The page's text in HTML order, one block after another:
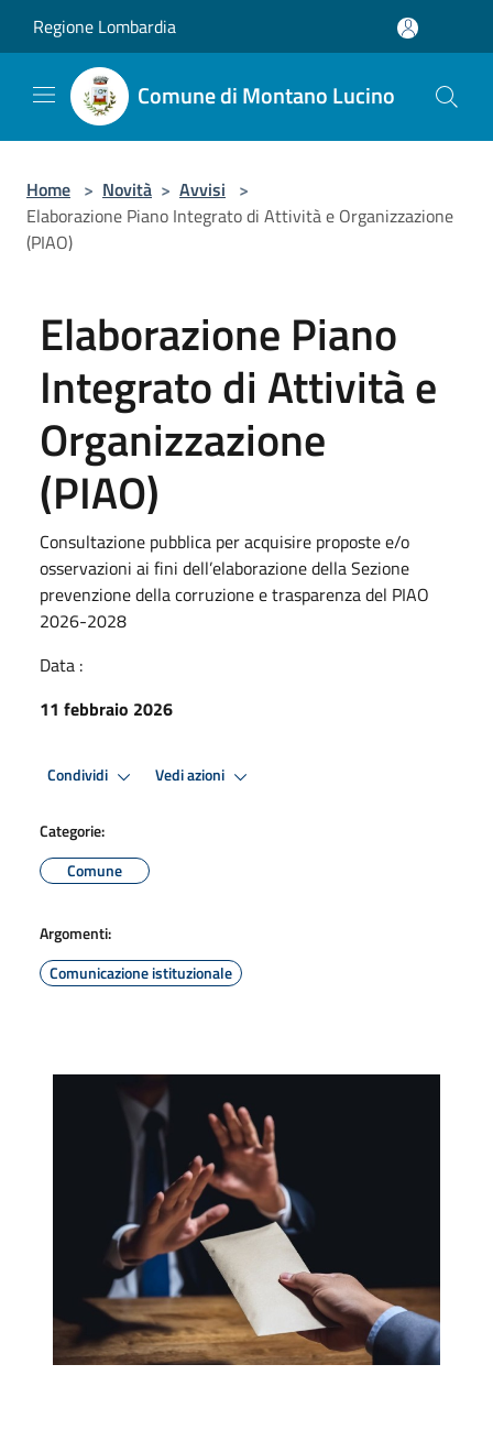
Regione Lombardia
Comune di Montano Lucino
Home > Novità > Avvisi >
Elaborazione Piano Integrato di Attività e Organizzazione
(PIAO)
Elaborazione Piano
Integrato di Attività e
Organizzazione
(PIAO)
Consultazione pubblica per acquisire proposte e/o
osservazioni ai fini dell’elaborazione della Sezione
prevenzione della corruzione e trasparenza del PIAO
2026-2028
Data :
11 febbraio 2026
Condividi Vedi azioni
Categorie:
Comune
Argomenti:
Comunicazione istituzionale